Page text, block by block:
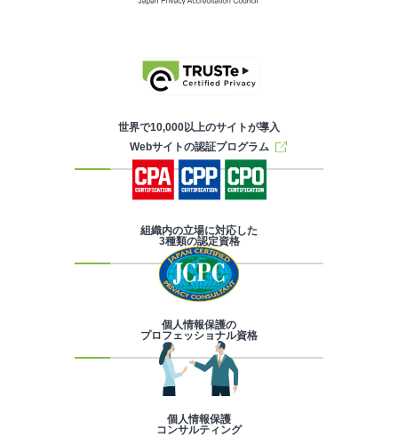
世界で10,000以上のサイトが導入
Webサイトの認証プログラム
組織内の立場に対応した
3種類の認定資格
個人情報保護の
プロフェッショナル資格
個人情報保護
コンサルティング